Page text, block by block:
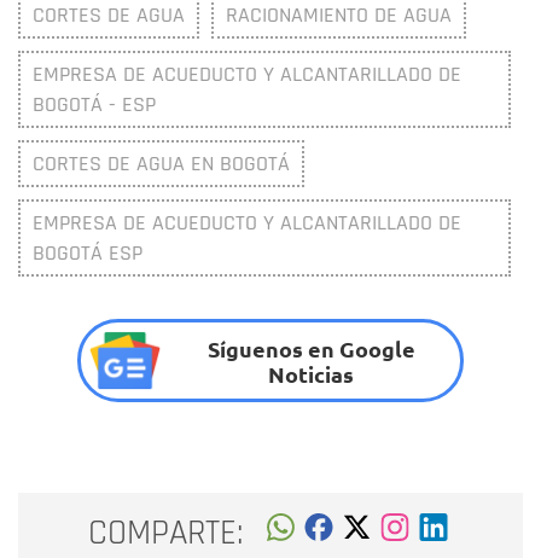
CORTES DE AGUA RACIONAMIENTO DE AGUA
EMPRESA DE ACUEDUCTO Y ALCANTARILLADO DE
BOGOTÁ - ESP
CORTES DE AGUA EN BOGOTÁ
EMPRESA DE ACUEDUCTO Y ALCANTARILLADO DE
BOGOTÁ ESP
Síguenos en Google
Noticias
COMPARTE: